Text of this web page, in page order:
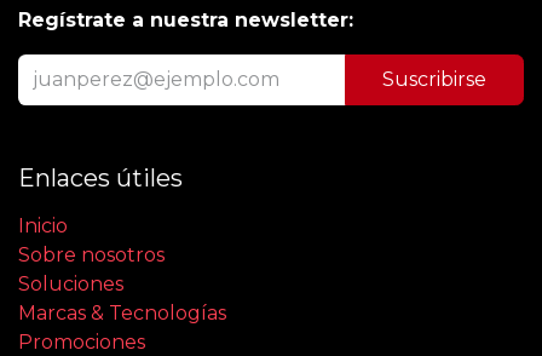
Regístrate a nuestra newsletter:
Suscribirse
Enlaces útiles
Inicio
Sobre nosotros
Soluciones
Marcas & Tecnologías
Promociones